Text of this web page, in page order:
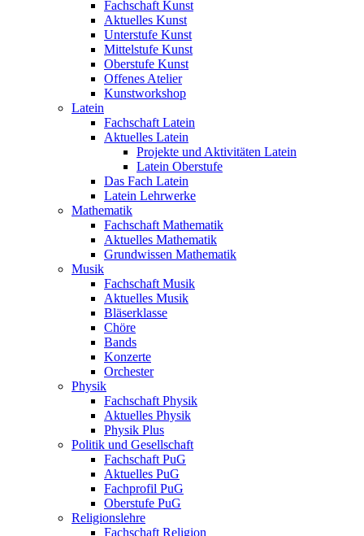
Fachschaft Kunst
Aktuelles Kunst
Unterstufe Kunst
Mittelstufe Kunst
Oberstufe Kunst
Offenes Atelier
Kunstworkshop
Latein
Fachschaft Latein
Aktuelles Latein
Projekte und Aktivitäten Latein
Latein Oberstufe
Das Fach Latein
Latein Lehrwerke
Mathematik
Fachschaft Mathematik
Aktuelles Mathematik
Grundwissen Mathematik
Musik
Fachschaft Musik
Aktuelles Musik
Bläserklasse
Chöre
Bands
Konzerte
Orchester
Physik
Fachschaft Physik
Aktuelles Physik
Physik Plus
Politik und Gesellschaft
Fachschaft PuG
Aktuelles PuG
Fachprofil PuG
Oberstufe PuG
Religionslehre
Fachschaft Religion